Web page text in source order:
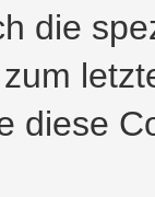
die
diese